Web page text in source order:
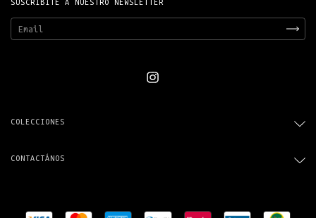
SUSCRIBITE A NUESTRO NEWSLETTER
COLECCIONES
CONTACTÁNOS